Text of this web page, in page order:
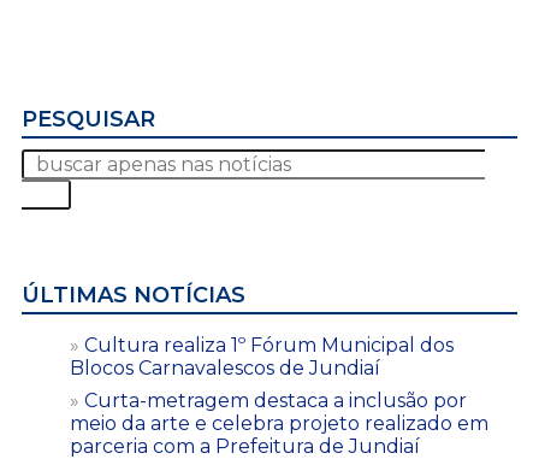
PESQUISAR
ÚLTIMAS NOTÍCIAS
Cultura realiza 1º Fórum Municipal dos
Blocos Carnavalescos de Jundiaí
Curta-metragem destaca a inclusão por
meio da arte e celebra projeto realizado em
parceria com a Prefeitura de Jundiaí